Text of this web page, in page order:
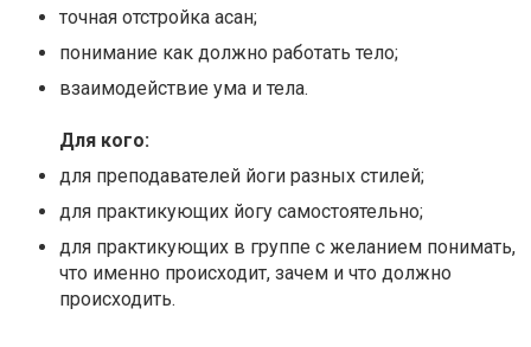
точная отстройка асан;
понимание как должно работать тело;
взаимодействие ума и тела.
Для кого:
для преподавателей йоги разных стилей;
для практикующих йогу самостоятельно;
для практикующих в группе с желанием понимать,
что именно происходит, зачем и что должно
происходить.